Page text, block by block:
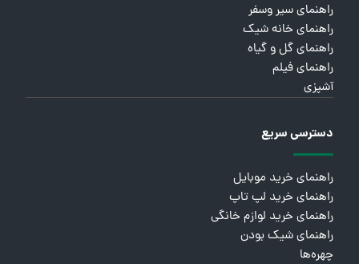
راهنمای سیر وسفر
راهنمای خانه شیک
راهنمای گل و گیاه
راهنمای فیلم
آشپزی
دسترسی سریع
راهنمای خرید موبایل
راهنمای خرید لپ تاپ
راهنمای خرید لوازم خانگی
راهنمای شیک بودن
چهره‌ها